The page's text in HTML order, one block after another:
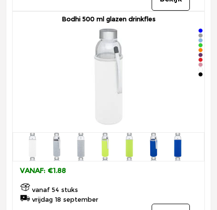
Bodhi 500 ml glazen drinkfles
VANAF: €1.88
vanaf 54 stuks
vrijdag 18 september